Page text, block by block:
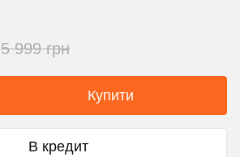
5 999 грн
Купити
В кредит